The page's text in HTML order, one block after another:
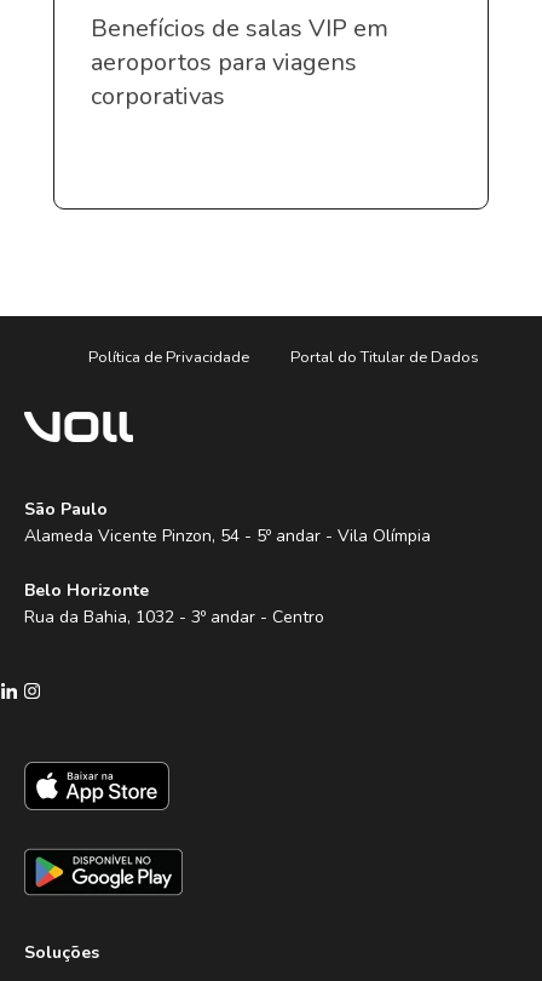
Benefícios de salas VIP em
aeroportos para viagens
corporativas
Política de Privacidade Portal do Titular de Dados
São Paulo
Alameda Vicente Pinzon, 54 - 5º andar - Vila Olímpia
Belo Horizonte
Rua da Bahia, 1032 - 3º andar - Centro
Soluções